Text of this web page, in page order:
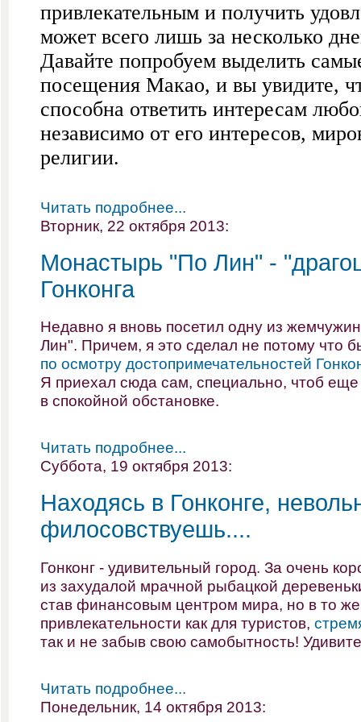
привлекательным и получить
может всего лишь за несколько
Давайте попробуем выделить
посещения Макао, и вы увидите,
способна ответить интересам
независимо от его интересов,
религии.
Читать подробнее...
Вторник, 22 октября 2013:
Монастырь "По Лин" -
Гонконга
Недавно я вновь посетил одну из
Лин". Причем, я это сделал не потому что
по осмотру достопримечательностей
Я приехал сюда сам, специально, чтоб еще
в спокойной обстановке.
Читать подробнее...
Суббота, 19 октября 2013:
Находясь в Гонконге,
филосовствуешь....
Гонконг - удивительный город. За очень
из захудалой мрачной рыбацкой
став финансовым центром мира, но в то
привлекательности как для туристов,
так и не забыв свою самобытность!
Читать подробнее...
Понедельник, 14 октября 2013: